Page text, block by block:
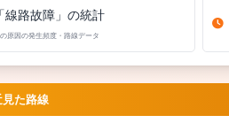
線路故障」の統計
原因の発生頻度・路線データ
た路線